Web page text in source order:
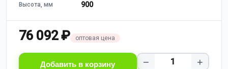
Высота, мм 900
76 092 ₽ оптовая цена
Добавить в корзину − +